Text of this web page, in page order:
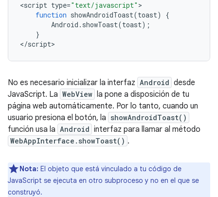
<script type="text/javascript"
function showAndroidToast(toast)
{
Android . showToast(toast);
}
</script>
No es necesario inicializar la interfaz Android desde
JavaScript. La WebView la pone a disposición de tu
página web automáticamente. Por lo tanto, cuando un
usuario presiona el botón, la showAndroidToast()
función usa la Android interfaz para llamar al método
WebAppInterface.showToast() .
Nota: El objeto que está vinculado a tu código de
JavaScript se ejecuta en otro subproceso y no en el que se
construyó.